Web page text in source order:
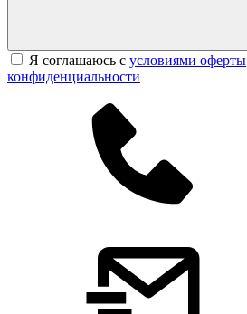
Я соглашаюсь с условиями оферты
конфиденциальности